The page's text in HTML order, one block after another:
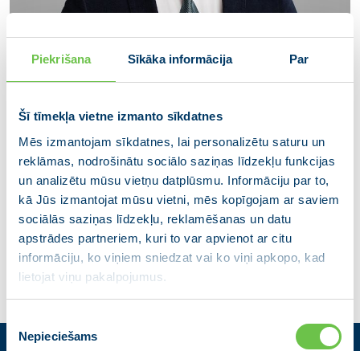
Piekrišana Sīkāka informācija Par
Šī tīmekļa vietne izmanto sīkdatnes
Mēs izmantojam sīkdatnes, lai personalizētu saturu un
reklāmas, nodrošinātu sociālo saziņas līdzekļu funkcijas
un analizētu mūsu vietņu datplūsmu. Informāciju par to,
kā Jūs izmantojat mūsu vietni, mēs kopīgojam ar saviem
sociālās saziņas līdzekļu, reklamēšanas un datu
apstrādes partneriem, kuri to var apvienot ar citu
informāciju, ko viņiem sniedzat vai ko viņi apkopo, kad
lietojat viņu pakalpojumus.
Piekrišanas
izvēle
Nepieciešams
Juris Jerums
Ķekavas novada domes deputāts